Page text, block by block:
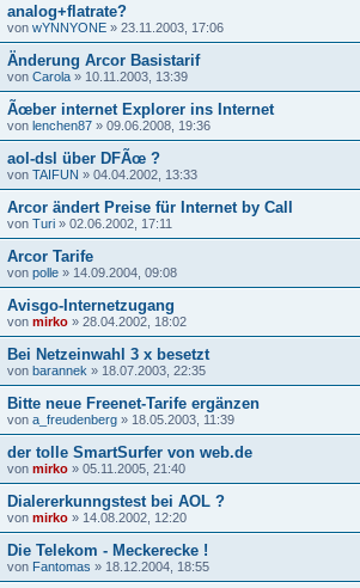
analog+flatrate?
von wYNNYONE » 23.11.2003, 17:06
Änderung Arcor Basistarif
von Carola » 10.11.2003, 13:39
Ãœber internet Explorer ins Internet
von lenchen87 » 09.06.2008, 19:36
aol-dsl über DFÃœ ?
von TAIFUN » 04.04.2002, 13:33
Arcor ändert Preise für Internet by Call
von Turi » 02.06.2002, 17:11
Arcor Tarife
von polle » 14.09.2004, 09:08
Avisgo-Internetzugang
von mirko » 28.04.2002, 18:02
Bei Netzeinwahl 3 x besetzt
von barannek » 18.07.2003, 22:35
Bitte neue Freenet-Tarife ergänzen
von a_freudenberg » 18.05.2003, 11:39
der tolle SmartSurfer von web.de
von mirko » 05.11.2005, 21:40
Dialererkunngstest bei AOL ?
von mirko » 14.08.2002, 12:20
Die Telekom - Meckerecke !
von Fantomas » 18.12.2004, 18:55